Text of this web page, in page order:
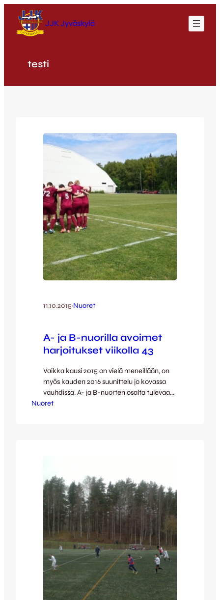
sisältöön
JJK Jyväskylä
testi
11.10.2015·Nuoret
A- ja B-nuorilla avoimet
harjoitukset viikolla 43
Vaikka kausi 2015 on vielä meneillään, on
myös kauden 2016 suunittelu jo kovassa
vauhdissa. A- ja B-nuorten osalta tulevaan
kauteen valmistautuminen alkaa viikolla 43
nuorten osalta klo 19:30 alkaen Killerin…
Nuoret